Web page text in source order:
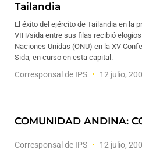
Tailandia
El éxito del ejército de Tailandia en la
VIH/sida entre sus filas recibió
Naciones Unidas (ONU) en la XV
Sida, en curso en esta capital.
Corresponsal de IPS 12 julio,
COMUNIDAD ANDINA:
Corresponsal de IPS 12 julio,